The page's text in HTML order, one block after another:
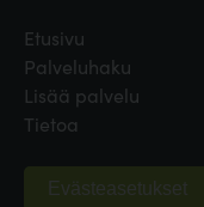
Etusivu
Palveluhaku
Lisää palvelu
Tietoa
Evästeasetukset